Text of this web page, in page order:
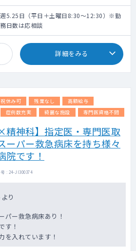
外来・病棟管理等のご勤務です。
詳しい内容はご相談のうえ決定します。
外来数：20～25名程名
外来コマ数：2～3コマ
担当病床数：10床程
5年目950万円、10年目1,200万円、15年目
1,400万円、20年目1,600万円
週5.25日（平日＋土曜日8:30～12:30）※勤
務日数は応相談
詳細をみる
休み可 残業なし
高額給与
症例数充実 綺麗な施設 専門医資格不問
精神科】指定医・専門医取
ーパー救急病床を持ち様々
院です！
: 24-JI300374
り
ー救急病床あり！
す！
入れています！